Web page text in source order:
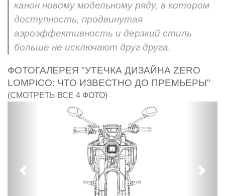
канон новому модельному ряду, в котором
доступность, продвинутая
аэроэффективность и дерзкий стиль
больше не исключают друг друга.
ФОТОГАЛЕРЕЯ "УТЕЧКА ДИЗАЙНА ZERO
LOMPICO: ЧТО ИЗВЕСТНО ДО ПРЕМЬЕРЫ"
(СМОТРЕТЬ ВСЕ 4 ФОТО)
Предыдущий